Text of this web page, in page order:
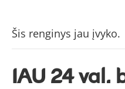
Šis renginys jau įvyko.
IAU 24 val.